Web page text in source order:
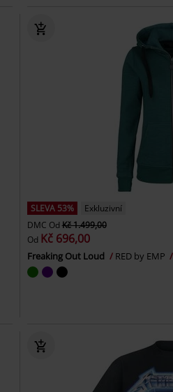
SLEVA 53%
Exkluzivní
DMC Od Kč 1.499,00
Od Kč 696,00
Freaking Out Loud RED by EMP